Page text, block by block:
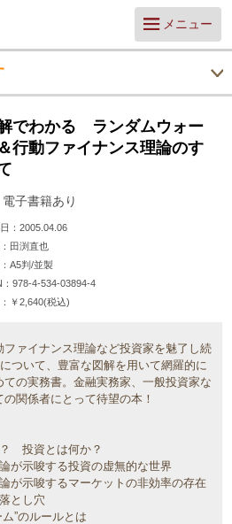
メニュー
でわかる ランダムウォー
行動ファイナンス理論のす
電子書籍あり
2005.04.06
田渕直也
A5判/並製
978-4-534-03894-4
￥2,640(税込)
ァイナンス理論など投資家を魅了し続
ついて、豊富な図解を用いて網羅的に
の実務書。金融実務家、一般投資家な
関係者にとって待望の本！
投資とは何か？
が示唆する投資の虚無的な世界
が示唆するマーケットの非効率の存在
とし穴
”のルールとは